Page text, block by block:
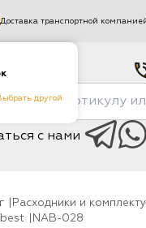
другой
Доставка транспортной
с нами
Расходники и
NAB-028